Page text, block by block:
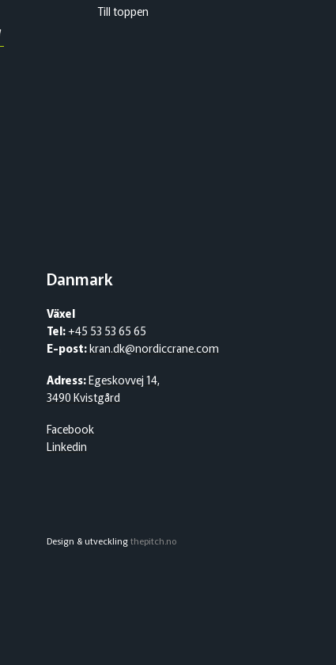
Till toppen
Danmark
Växel
Tel:+45 53 53 65 65
E-post:kran.dk@nordiccrane.com
Adress:Egeskovvej 14,
3490 Kvistgård
Facebook
Linkedin
Design & utvecklingthepitch.no